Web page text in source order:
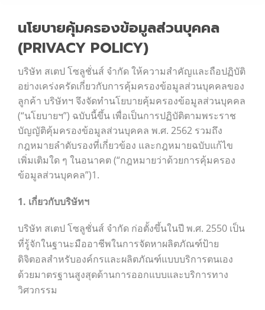
นโยบายคุ้มครองข้อมูลส่วนบุคคล
(PRIVACY POLICY)
บริษัท สเตป โซลูชั่นส์ จำกัด ให้ความสำคัญและถือปฏิบัติ
อย่างเคร่งครัดเกี่ยวกับการคุ้มครองข้อมูลส่วนบุคคลของ
ลูกค้า บริษัทฯ จึงจัดทำนโยบายคุ้มครองข้อมูลส่วนบุคคล
(“นโยบายฯ”) ฉบับนี้ขึ้น เพื่อเป็นการปฏิบัติตามพระราช
บัญญัติคุ้มครองข้อมูลส่วนบุคคล พ.ศ. 2562 รวมถึง
กฎหมายลำดับรองที่เกี่ยวข้อง และกฎหมายฉบับแก้ไข
เพิ่มเติมใด ๆ ในอนาคต (“กฎหมายว่าด้วยการคุ้มครอง
ข้อมูลส่วนบุคคล”)1.
1. เกี่ยวกับบริษัทฯ
บริษัท สเตป โซลูชั่นส์ จำกัด ก่อตั้งขึ้นในปี พ.ศ. 2550 เป็น
ที่รู้จักในฐานะมืออาชีพในการจัดหาผลิตภัณฑ์ป้าย
ดิจิตอลสำหรับองค์กรและผลิตภัณฑ์แบบบริการตนเอง
ด้วยมาตรฐานสูงสุดด้านการออกแบบและบริการทาง
วิศวกรรม